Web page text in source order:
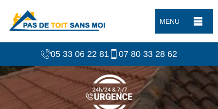
MENU
05 33 06 22 81 07 80 33 28 62